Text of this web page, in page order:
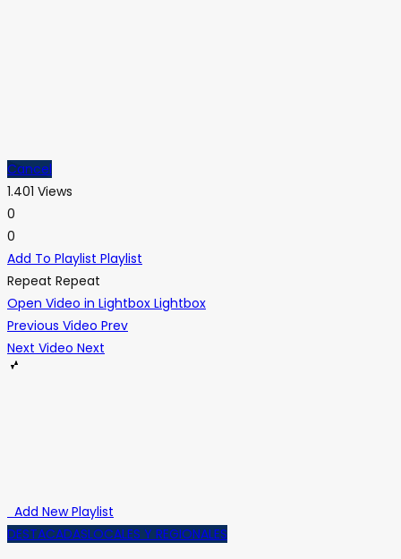
Cancel
1.401 Views
0
0
Add To Playlist Playlist
Repeat Repeat
Open Video in Lightbox Lightbox
Previous Video Prev
Next Video Next
Add New Playlist
DESTACADASLOCALES Y REGIONALES